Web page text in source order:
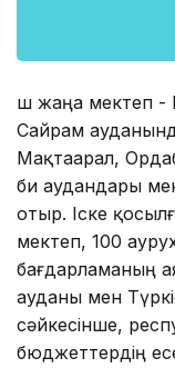
Үш жаңа мектеп
Сайрам
Мақтаарал,
би аудандары
отыр. Іске
мектеп, 100
бағдарламаның
ауданы мен
сәйкесінше,
бюджеттердің